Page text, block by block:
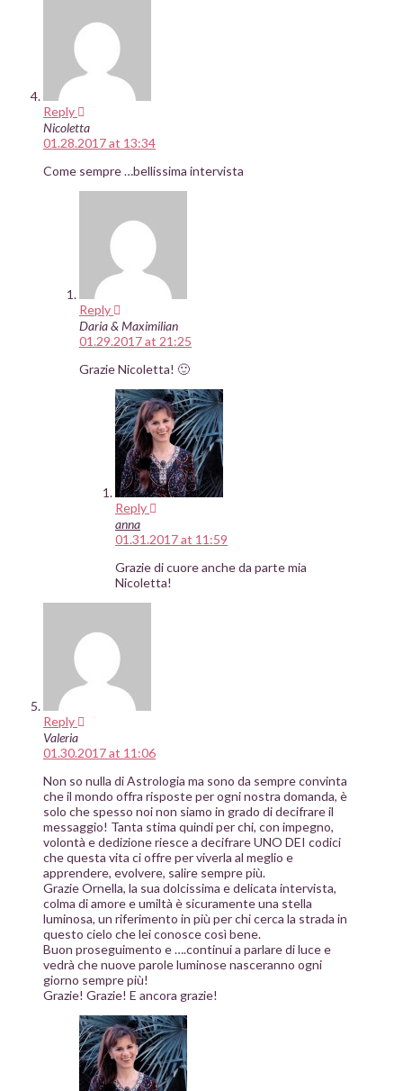
Reply
Nicoletta
01.28.2017 at 13:34
Come sempre …bellissima intervista
Reply
Daria & Maximilian
01.29.2017 at 21:25
Grazie Nicoletta! 🙂
Reply
anna
01.31.2017 at 11:59
Grazie di cuore anche da parte mia
Nicoletta!
Reply
Valeria
01.30.2017 at 11:06
Non so nulla di Astrologia ma sono da sempre convinta
che il mondo offra risposte per ogni nostra domanda, è
solo che spesso noi non siamo in grado di decifrare il
messaggio! Tanta stima quindi per chi, con impegno,
volontà e dedizione riesce a decifrare UNO DEI codici
che questa vita ci offre per viverla al meglio e
apprendere, evolvere, salire sempre più.
Grazie Ornella, la sua dolcissima e delicata intervista,
colma di amore e umiltà è sicuramente una stella
luminosa, un riferimento in più per chi cerca la strada in
questo cielo che lei conosce così bene.
Buon proseguimento e ….continui a parlare di luce e
vedrà che nuove parole luminose nasceranno ogni
giorno sempre più!
Grazie! Grazie! E ancora grazie!